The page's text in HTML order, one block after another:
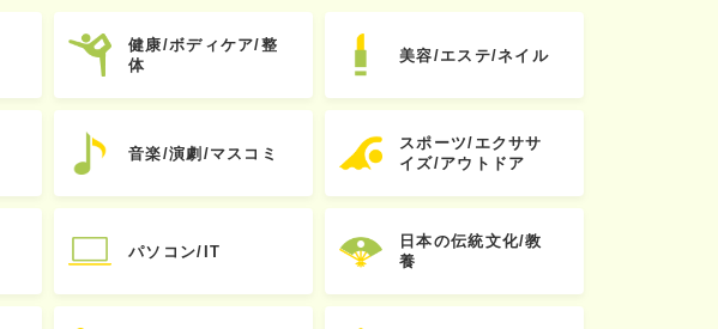
健康/ボディケア/整
体
美容/エステ/ネイル
音楽/演劇/マスコミ
スポーツ/エクササ
イズ/アウトドア
パソコン/IT
日本の伝統文化/教
養